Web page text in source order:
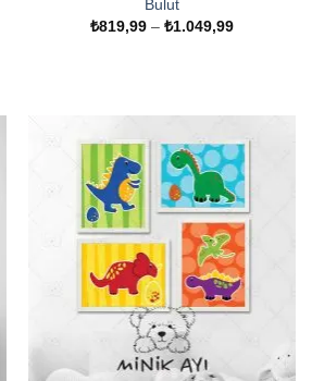
Bulut
₺819,99 – ₺1.049,99Fiyat